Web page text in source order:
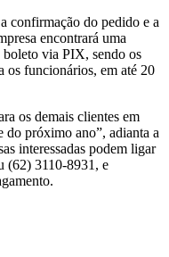
confirmação do pedido e a
encontrará uma
via PIX, sendo os
os funcionários, em até 20
os demais clientes em
do próximo ano”, adianta a
interessadas podem ligar
(62) 3110-8931, e